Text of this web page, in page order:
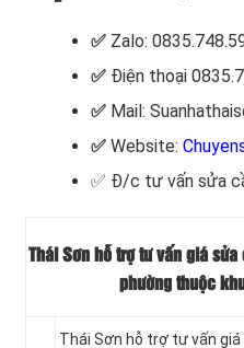
✅ Zalo:
✅ Điện thoại
✅ Mail:
✅ Website:
✅ Đ/c tư vấn sửa
Thái Sơn hỗ trợ tư vấn giá
phường thuộc
Thái Sơn hỗ trợ tư vấn